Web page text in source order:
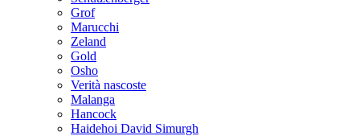
Grof
Marucchi
Zeland
Gold
Osho
Verità nascoste
Malanga
Hancock
Haidehoi David Simurgh